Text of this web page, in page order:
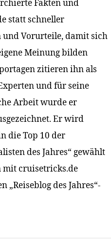
Fakten und
statt schneller
und Vorurteile, damit sich
Meinung bilden
zitieren ihn als
und für seine
Arbeit wurde er
Er wird
die Top 10 der
des Jahres“ gewählt
mit cruisetricks.de
„Reiseblog des Jahres“-